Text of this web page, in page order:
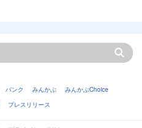
バンク みんかぶ
みんかぶChoice
プレスリリース